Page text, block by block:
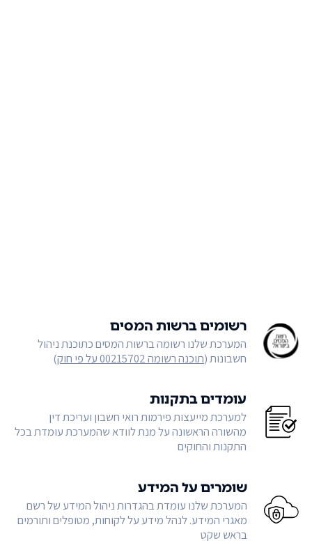
רשומים ברשות המסים
המערכת שלנו רשומה ברשות המסים כתוכנת ניהול
חשבונות (תוכנה רשומה 00215702 על פי חוק )
עומדים בתקנות
למערכת מייעצות פירמות רואי חשבון ועריכת דין
מהשורה הראשונה על מנת לוודא שהמערכת עומדת בכל
התקנות והחוקים
שומרים על המידע
המערכת שלנו עומדת בהגדרות ניהול המידע של רשם
מאגרי המידע. לנהל מידע על לקוחות, מטופלים ותורמים
בראש שקט